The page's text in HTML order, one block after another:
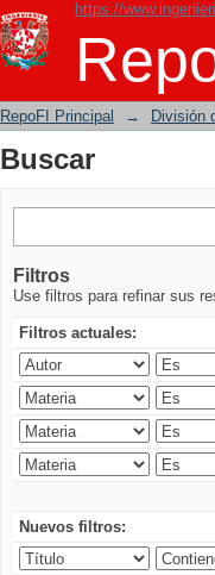
https://
Buscar
RepoFI Principal → División
Buscar
Filtros
Use filtros para refinar sus
Filtros actuales:
Nuevos filtros: